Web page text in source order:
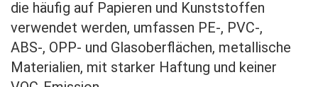
die häufig auf Papieren und Kunststoffen
verwendet werden, umfassen PE-, PVC-,
ABS-, OPP- und Glasoberflächen, metallische
Materialien, mit starker Haftung und keiner